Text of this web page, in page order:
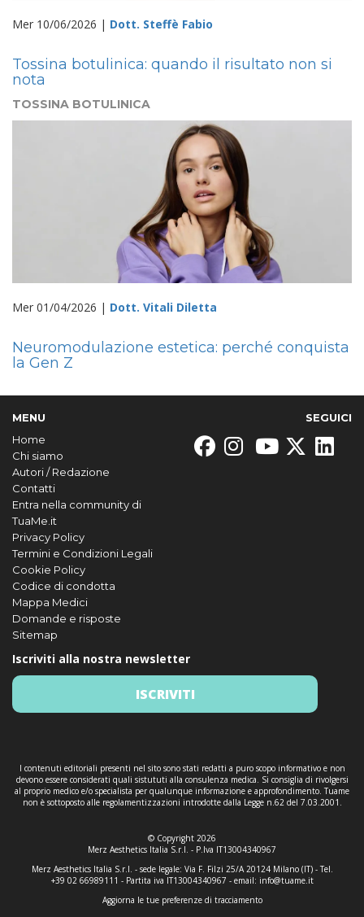
Mer 10/06/2026 | Dott. Steffè Fabio
Tossina botulinica: quando il risultato non si
nota
TOSSINA BOTULINICA
Mer 01/04/2026 | Dott. Vitali Diletta
Neuromodulazione estetica: perché conquista
la Gen Z
MENU
Home
Chi siamo
Autori / Redazione
Contatti
Entra nella community di
TuaMe.it
Privacy Policy
Termini e Condizioni Legali
Cookie Policy
Codice di condotta
Mappa Medici
Domande e risposte
Sitemap
SEGUICI
Iscriviti alla nostra newsletter
ISCRIVITI
I contenuti editoriali presenti nel sito sono stati redatti a puro scopo informativo e non
devono essere considerati quali sistututi alla consulenza medica. Si consiglia di rivolgersi
al proprio medico e/o specialista per qualunque informazione e approfondimento. Tuame
non è sottoposto alle regolamentizzazioni introdotte dalla Legge n.62 del 7.03.2001.
© Copyright 2026
Merz Aesthetics Italia S.r.l. - P.Iva IT13004340967
Merz Aesthetics Italia S.r.l. - sede legale: Via F. Filzi 25/A 20124 Milano (IT) - Tel.
+39 02 66989111 - Partita iva IT13004340967 - email: info@tuame.it
Aggiorna le tue preferenze di tracciamento